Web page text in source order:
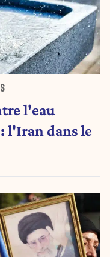
l'eau
l'Iran dans le